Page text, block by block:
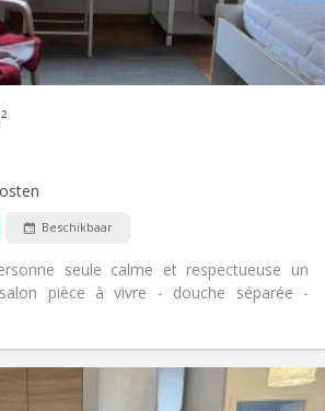
Beschikbaar
seule calme et respectueuse un
pièce à vivre - douche séparée -
Badkamer:
Privaat
Keuken:
Privé (aparte kamer)
Oppervlakte:
50 m
2
Private kamers:
3
Praktische Informatie